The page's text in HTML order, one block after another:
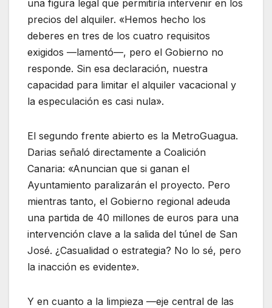
una figura legal que permitiría intervenir en los
precios del alquiler. «Hemos hecho los
deberes en tres de los cuatro requisitos
exigidos —lamentó—, pero el Gobierno no
responde. Sin esa declaración, nuestra
capacidad para limitar el alquiler vacacional y
la especulación es casi nula».
El segundo frente abierto es la MetroGuagua.
Darias señaló directamente a Coalición
Canaria: «Anuncian que si ganan el
Ayuntamiento paralizarán el proyecto. Pero
mientras tanto, el Gobierno regional adeuda
una partida de 40 millones de euros para una
intervención clave a la salida del túnel de San
José. ¿Casualidad o estrategia? No lo sé, pero
la inacción es evidente».
Y en cuanto a la limpieza —eje central de las